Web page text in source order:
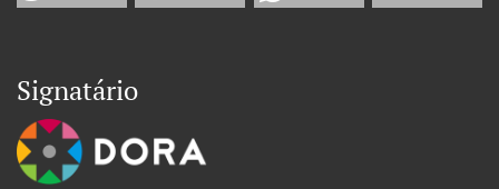
Signatário